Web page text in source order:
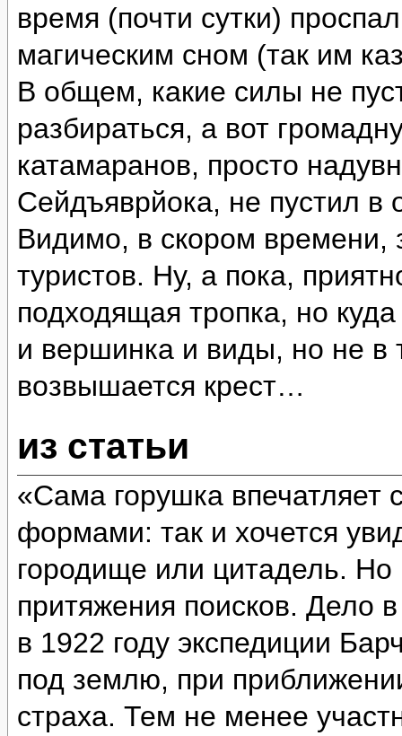
время (почти сутки)
магическим сном (так им
В общем, какие силы не
разбираться, а вот
катамаранов, просто
Сейдъяврйока, не пустил в
Видимо, в скором времени,
туристов. Ну, а пока,
подходящая тропка, но
и вершинка и виды, но не в
возвышается крест…
из статьи
«Сама горушка
формами: так и хочется
городище или цитадель. Но
притяжения поисков. Дело
в 1922 году экспедиции
под землю, при
страха. Тем не менее